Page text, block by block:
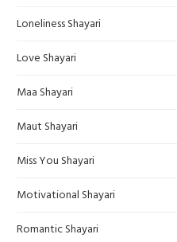
Loneliness Shayari
Love Shayari
Maa Shayari
Maut Shayari
Miss You Shayari
Motivational Shayari
Romantic Shayari